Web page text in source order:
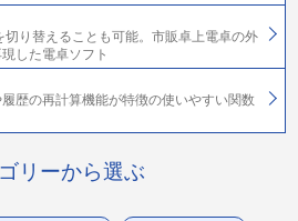
り替えることも可能。市販卓上電卓の外
した電卓ソフト
歴の再計算機能が特徴の使いやすい関数
リーから選ぶ